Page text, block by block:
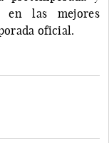
en las mejores
oficial.